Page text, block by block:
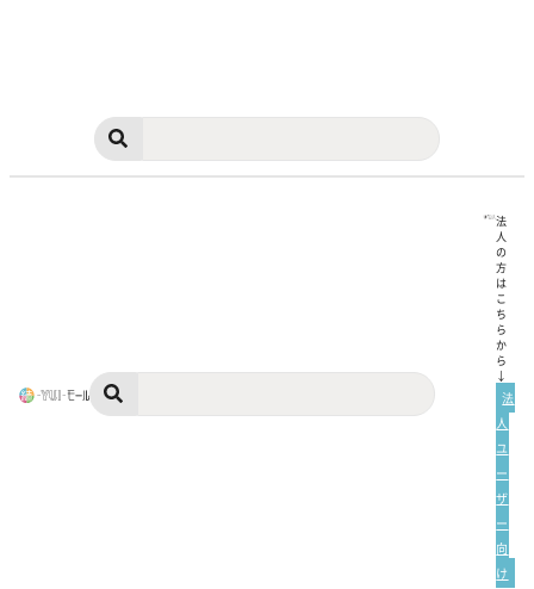
法
人
の
方
は
こ
ち
ら
か
ら
↓
法
人
ユ
ー
ザ
ー
向
け